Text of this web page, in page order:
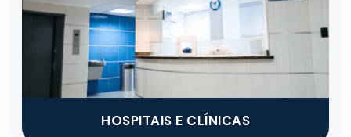
HOSPITAIS E CLÍNICAS